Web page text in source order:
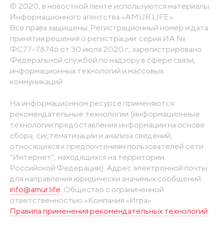
© 2020, в новостной ленте используются материалы
Информационного агентства «AMUR.LIFE».
Все права защищены. Регистрационный номер и дата
принятия решения о регистрации: серия ИА №
ФС77-78746 от 30 июля 2020 г., зарегистрировано
Федеральной службой по надзору в сфере связи,
информационных технологий и массовых
коммуникаций
На информационном ресурсе применяются
рекомендательные технологии (информационные
технологии предоставления информации на основе
сбора, систематизации и анализа сведений,
относящихся к предпочтениям пользователей сети
"Интернет", находящихся на территории
Российской Федерации). Адрес электронной почты
для направления юридически значимых сообщений:
info@amur.life . Общество с ограниченной
ответственностью «Компания «Игра».
Правила применения рекомендательных технологий